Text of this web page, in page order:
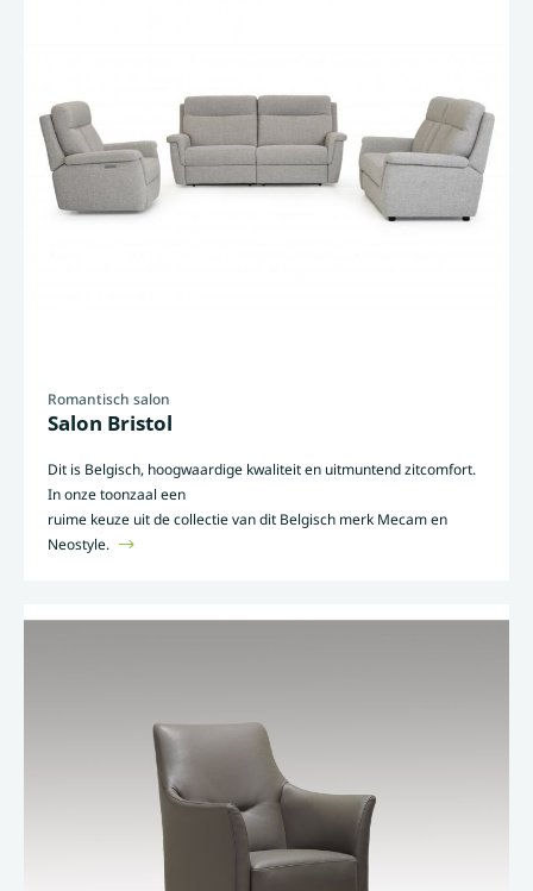
Romantisch salon
Salon Bristol
Dit is Belgisch, hoogwaardige kwaliteit en uitmuntend zitcomfort.
In onze toonzaal een
ruime keuze uit de collectie van dit Belgisch merk Mecam en
Neostyle.